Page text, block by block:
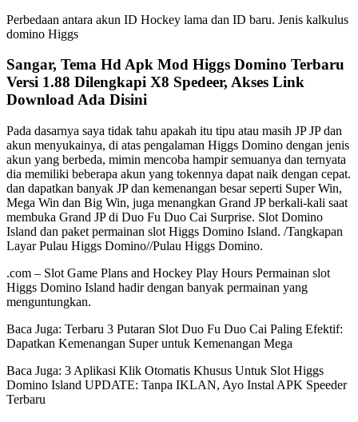
Perbedaan antara akun ID Hockey lama dan ID baru. Jenis kalkulus
domino Higgs
Sangar, Tema Hd Apk Mod Higgs Domino Terbaru
Versi 1.88 Dilengkapi X8 Spedeer, Akses Link
Download Ada Disini
Pada dasarnya saya tidak tahu apakah itu tipu atau masih JP JP dan
akun menyukainya, di atas pengalaman Higgs Domino dengan jenis
akun yang berbeda, mimin mencoba hampir semuanya dan ternyata
dia memiliki beberapa akun yang tokennya dapat naik dengan cepat.
dan dapatkan banyak JP dan kemenangan besar seperti Super Win,
Mega Win dan Big Win, juga menangkan Grand JP berkali-kali saat
membuka Grand JP di Duo Fu Duo Cai Surprise. Slot Domino
Island dan paket permainan slot Higgs Domino Island. /Tangkapan
Layar Pulau Higgs Domino//Pulau Higgs Domino.
.com – Slot Game Plans and Hockey Play Hours Permainan slot
Higgs Domino Island hadir dengan banyak permainan yang
menguntungkan.
Baca Juga: Terbaru 3 Putaran Slot Duo Fu Duo Cai Paling Efektif:
Dapatkan Kemenangan Super untuk Kemenangan Mega
Baca Juga: 3 Aplikasi Klik Otomatis Khusus Untuk Slot Higgs
Domino Island UPDATE: Tanpa IKLAN, Ayo Instal APK Speeder
Terbaru